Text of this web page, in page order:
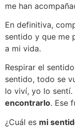
me han
En definitiva,
sentido y que me
a mi vida.
Respirar el
sentido, todo se
lo viví, yo lo
encontrarlo. Ese
¿Cuál es mi